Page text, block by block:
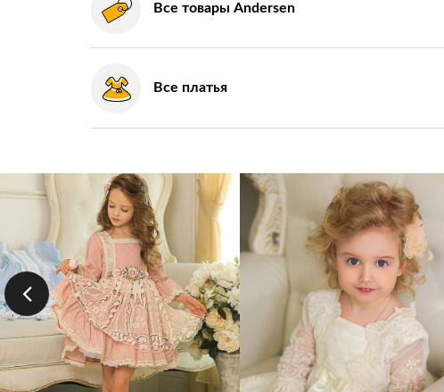
Все товары Andersen
Все платья